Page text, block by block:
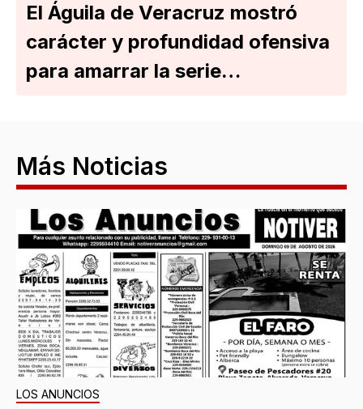
El Águila de Veracruz mostró
carácter y profundidad ofensiva
para amarrar la serie…
Más Noticias
LOS ANUNCIOS